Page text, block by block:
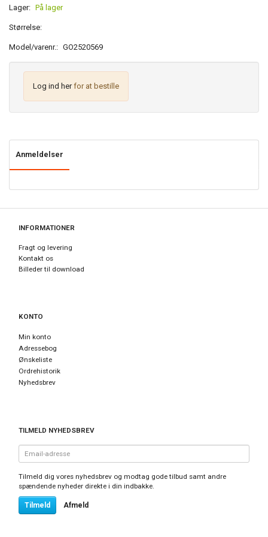
Lager: På lager
Størrelse:
Model/varenr.: GO2520569
Log ind herfor at bestille
Anmeldelser
INFORMATIONER
Fragt og levering
Kontakt os
Billeder til download
KONTO
Min konto
Adressebog
Ønskeliste
Ordrehistorik
Nyhedsbrev
TILMELD NYHEDSBREV
adresse
Tilmeld dig vores nyhedsbrev og modtag gode tilbud samt andre
spændende nyheder direkte i din indbakke.
Tilmeld Afmeld